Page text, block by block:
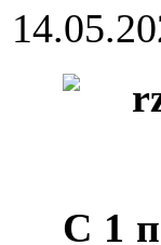
С 1